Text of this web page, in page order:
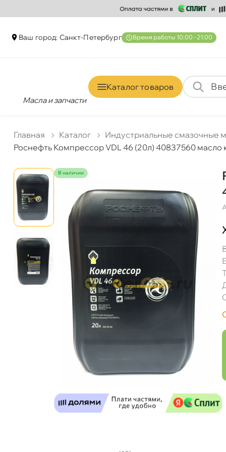
аш город: Санкт-Петербур ремя работы 10:00 - 21:00
Масла и запчасти
Каталог товаро
Главная Катало Индустриальные смазочные
Роснефть Компрессор VDL 46 (20л) 40837560
наличии